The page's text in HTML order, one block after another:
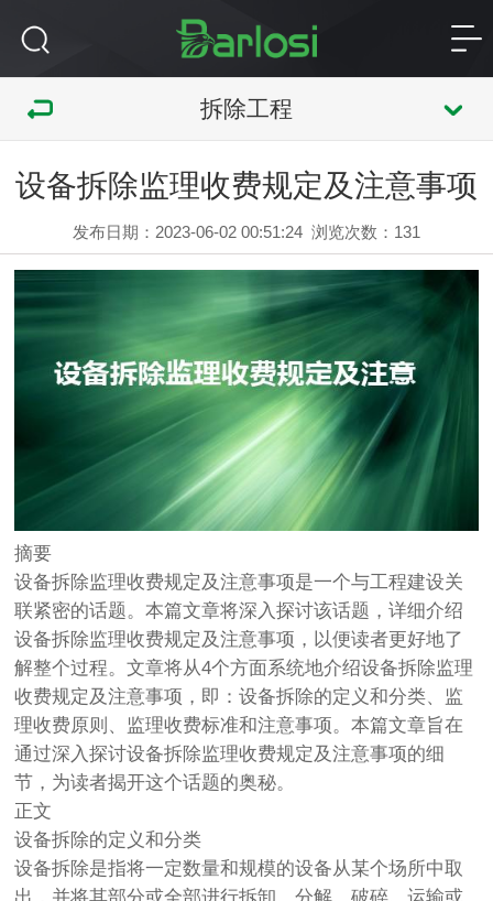
拆除工程
设备拆除监理收费规定及注意事项
发布日期：2023-06-02 00:51:24 浏览次数： 131
摘要
设备拆除监理收费规定及注意事项是一个与工程建设关
联紧密的话题。本篇文章将深入探讨该话题，详细介绍
设备拆除监理收费规定及注意事项，以便读者更好地了
解整个过程。文章将从4个方面系统地介绍设备拆除监理
收费规定及注意事项，即：设备拆除的定义和分类、监
理收费原则、监理收费标准和注意事项。本篇文章旨在
通过深入探讨设备拆除监理收费规定及注意事项的细
节，为读者揭开这个话题的奥秘。
正文
设备拆除的定义和分类
设备拆除是指将一定数量和规模的设备从某个场所中取
出，并将其部分或全部进行拆卸、分解、破碎、运输或